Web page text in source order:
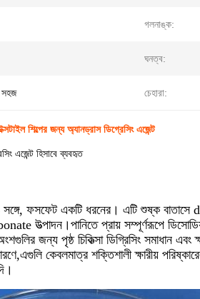
গলনাঙ্ক:
ঘনত্ব:
সহজ চেহারা:
শিল্পের জন্য অ্যানড্রাস ডিগ্রেসিং এজেন্ট
এজেন্ট হিসাবে ব্যবহৃত
ফসফেট একটি ধরনের। এটি শুষ্ক
উত্পাদন।পানিতে প্রায় সম্পূর্ণরূপে
জন্য পৃষ্ঠ চিকিত্সা ডিগ্রিসিং সমাধান
কেবলমাত্র শক্তিশালী ক্ষারীয়